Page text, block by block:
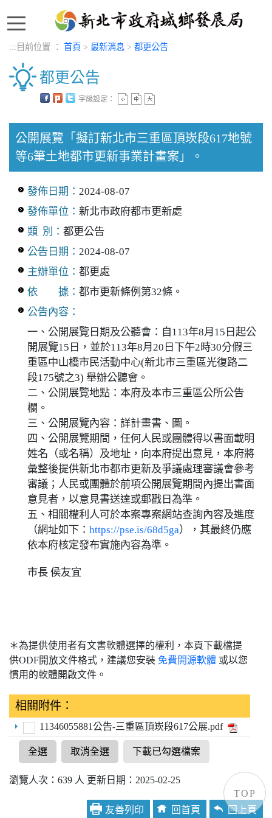
::: 目前位置 ： 首頁 > 最新消息 > 都更公告
都更公告
字級設定：
公開展覽「擬訂新北市三重區頂崁段617地號
等6筆土地都市更新事業計畫案」。
發佈日期： 2024-08-07
發佈單位： 新北市政府都市更新處
類 別： 都更公告
公告日期： 2024-08-07
主辦單位： 都更處
依 據： 都市更新條例第32條。
公告內容：
一、公開展覽日期及公聽會：自113年8月15日起公
開展覽15日，並於113年8月20日下午2時30分假三
重區中山橋市民活動中心(新北市三重區光復路二
段175號之3) 舉辦公聽會。
二、公開展覽地點：本府及本市三重區公所公告
欄。
三、公開展覽內容：詳計畫書、圖。
四、公開展覽期間，任何人民或團體得以書面載明
姓名（或名稱）及地址，向本府提出意見，本府將
彙整後提供新北市都市更新及爭議處理審議會參考
審議；人民或團體於前項公開展覽期間內提出書面
意見者，以意見書送達或郵戳日為準。
五、相關權利人可於本案專案網站查詢內容及進度
（網址如下： https://pse.is/68d5ga），其最終仍應
依本府核定發布實施內容為準。
市長 侯友宜
＊為提供使用者有文書軟體選擇的權利，本頁下載檔提
供ODF開放文件格式，建議您安裝 免費開源軟體 或以您
慣用的軟體開啟文件。
相關附件：
11346055881公告-三重區頂崁段617公展.pdf
全選 取消全選 下載已勾選檔案
瀏覽人次：639 人 更新日期：2025-02-25
友善列印 回首頁 回上頁
TOP